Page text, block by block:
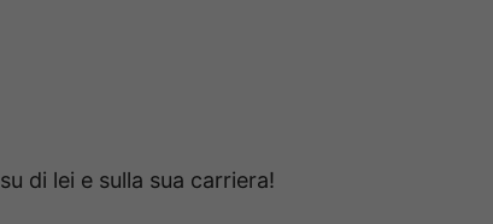
su di lei e sulla sua carriera!